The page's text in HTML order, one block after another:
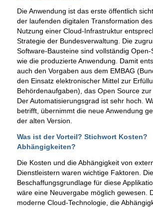
Die Anwendung ist das erste öffentlich
der laufenden digitalen Transformation
Nutzung einer Cloud-Infrastruktur
Strategie der Bundesverwaltung. Die
Software-Bausteine sind vollständig
wie die produzierte Anwendung. Damit
auch den Vorgaben aus dem EMBAG
den Einsatz elektronischer Mittel zur
Behördenaufgaben), das Open Source zur
Der Automatisierungsgrad ist sehr hoch.
betrifft, übernimmt die neue Anwendung
der alten Version.
Was ist der Vorteil? Stichwort Kosten?
Abhängigkeiten?
Die Kosten und die Abhängigkeit von
Dienstleistern waren wichtige Faktoren. Die
Beschaffungsgrundlage für diese
wäre eine Neuvergabe möglich gewesen.
moderne Cloud-Technologie, die